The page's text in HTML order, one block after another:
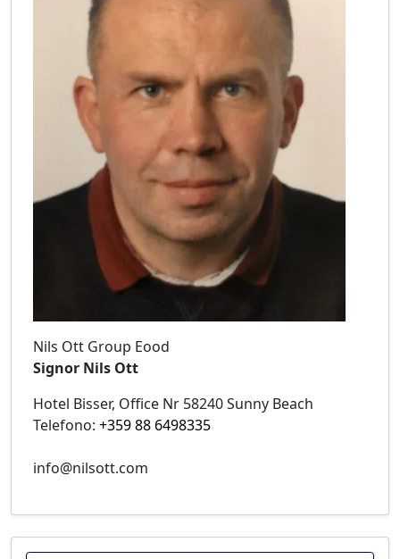
Nils Ott Group Eood
Signor Nils Ott
Hotel Bisser, Office Nr 58240 Sunny Beach
Telefono: +359 88 6498335
info@nilsott.com